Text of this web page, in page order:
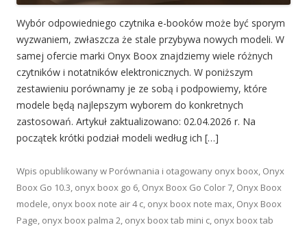
Wybór odpowiedniego czytnika e-booków może być sporym
wyzwaniem, zwłaszcza że stale przybywa nowych modeli. W
samej ofercie marki Onyx Boox znajdziemy wiele różnych
czytników i notatników elektronicznych. W poniższym
zestawieniu porównamy je ze sobą i podpowiemy, które
modele będą najlepszym wyborem do konkretnych
zastosowań. Artykuł zaktualizowano: 02.04.2026 r. Na
początek krótki podział modeli według ich […]
Wpis opublikowany w Porównania i otagowany onyx boox, Onyx
Boox Go 10.3, onyx boox go 6, Onyx Boox Go Color 7, Onyx Boox
modele, onyx boox note air 4 c, onyx boox note max, Onyx Boox
Page, onyx boox palma 2, onyx boox tab mini c, onyx boox tab